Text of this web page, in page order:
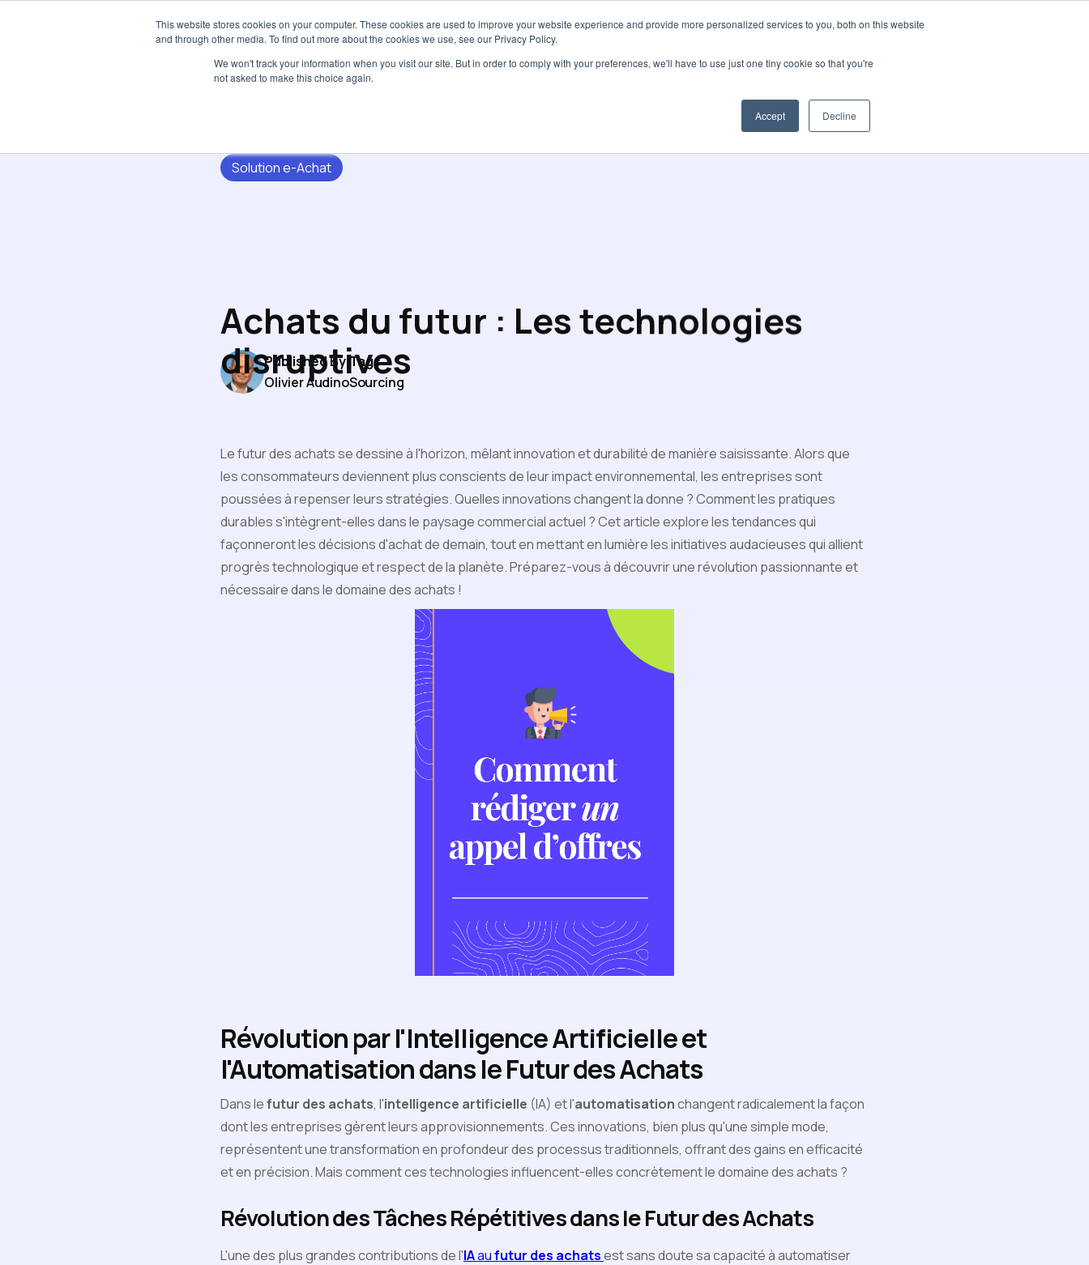
This website stores cookies on your computer. These cookies are used to improve your website experience and provide more personalized services to you, both on this website
and through other media. To find out more about the cookies we use, see our Privacy Policy.
We won't track your information when you visit our site. But in order to comply with your preferences, we'll have to use just one tiny cookie so that you're
not asked to make this choice again.
Accept Decline
Services Tarifs Ressources À propos Blog Language
Solution e-Achat
Achats du futur : Les technologies
disruptives
Published By
Olivier Audino
Tags
Sourcing
Le futur des achats se dessine à l'horizon, mêlant innovation et durabilité de manière saisissante. Alors que
les consommateurs deviennent plus conscients de leur impact environnemental, les entreprises sont
poussées à repenser leurs stratégies. Quelles innovations changent la donne ? Comment les pratiques
durables s'intègrent-elles dans le paysage commercial actuel ? Cet article explore les tendances qui
façonneront les décisions d'achat de demain, tout en mettant en lumière les initiatives audacieuses qui allient
progrès technologique et respect de la planète. Préparez-vous à découvrir une révolution passionnante et
nécessaire dans le domaine des achats !
Révolution par l'Intelligence Artificielle et
l'Automatisation dans le Futur des Achats
Dans lefutur des achats, l'intelligence artificielle (IA) et l'automatisationchangent radicalement la façon
dont les entreprises gèrent leurs approvisionnements. Ces innovations, bien plus qu'une simple mode,
représentent une transformation en profondeur des processus traditionnels, offrant des gains en efficacité
et en précision. Mais comment ces technologies influencent-elles concrètement le domaine des achats ?
Révolution des Tâches Répétitives dans le Futur des Achats
L'une des plus grandes contributions de l'IAaufutur des achatsest sans doute sa capacité à automatiser